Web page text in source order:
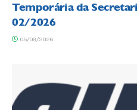
Temporária da
02/2026
05/08/2026